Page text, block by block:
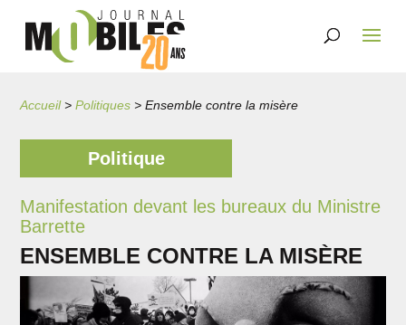
Accueil>Politiques >Ensemble contre la misère
Politique
Manifestation devant les bureaux du Ministre
Barrette
ENSEMBLE CONTRE LA MISÈRE